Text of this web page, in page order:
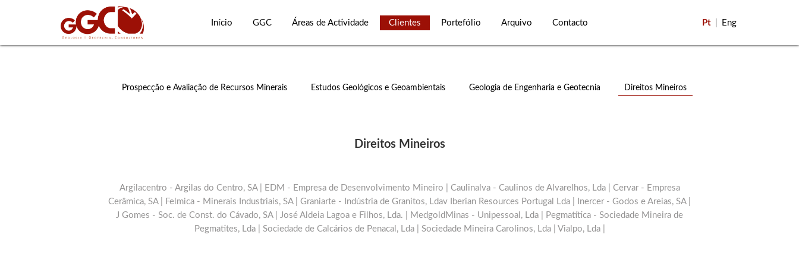
Início GGC Áreas de Actividade Clientes Portefólio Arquivo Contacto Pt Eng
Prospecção e Avaliação de Recursos Minerais Estudos Geológicos e Geoambientais Geologia de Engenharia e Geotecnia Direitos Mineiros
Direitos Mineiros
Argilacentro - Argilas do Centro, SA | EDM - Empresa de Desenvolvimento Mineiro | Caulinalva - Caulinos de Alvarelhos, Lda | Cervar - Empresa
Cerâmica, SA | Felmica - Minerais Industriais, SA | Graniarte - Indústria de Granitos, Ldav Iberian Resources Portugal Lda | Inercer - Godos e Areias, SA |
J Gomes - Soc. de Const. do Cávado, SA | José Aldeia Lagoa e Filhos, Lda. | MedgoldMinas - Unipessoal, Lda | Pegmatítica - Sociedade Mineira de
Pegmatites, Lda | Sociedade de Calcários de Penacal, Lda | Sociedade Mineira Carolinos, Lda | Vialpo, Lda |